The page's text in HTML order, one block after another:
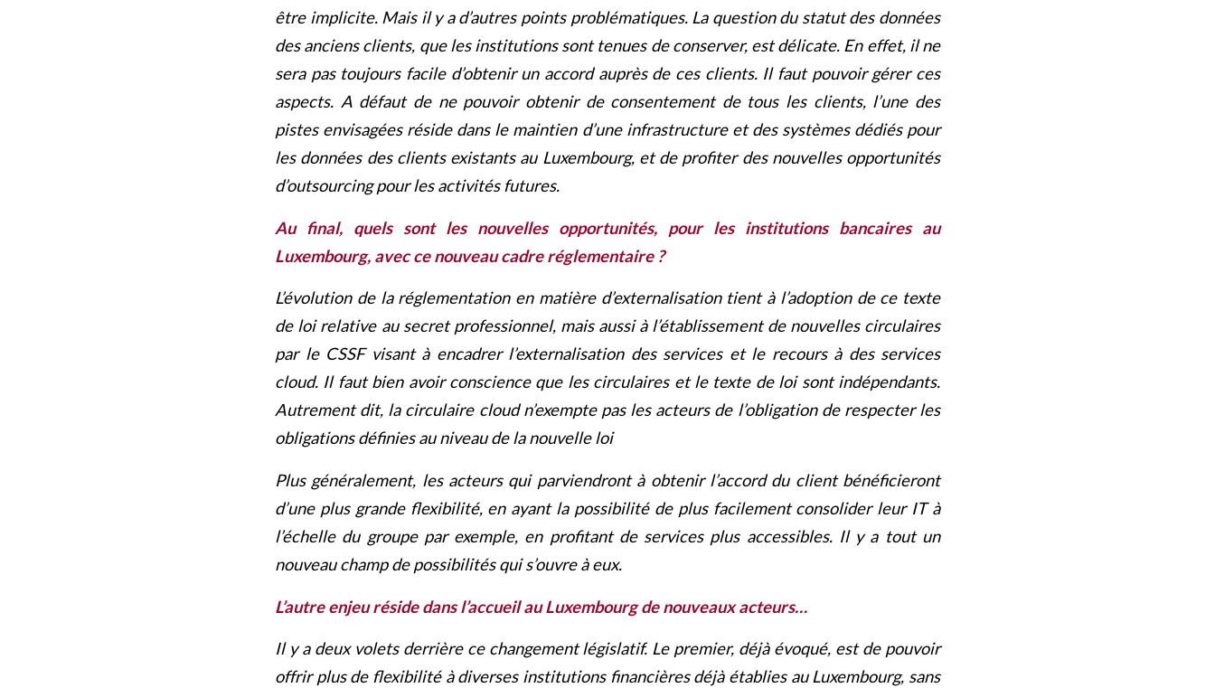
être implicite. Mais il y a d’autres points problématiques. La question du statut des données
des anciens clients, que les institutions sont tenues de conserver, est délicate. En effet, il ne
sera pas toujours facile d’obtenir un accord auprès de ces clients. Il faut pouvoir gérer ces
aspects. A défaut de ne pouvoir obtenir de consentement de tous les clients, l’une des
pistes envisagées réside dans le maintien d’une infrastructure et des systèmes dédiés pour
les données des clients existants au Luxembourg, et de profiter des nouvelles opportunités
d’outsourcing pour les activités futures.
Au final, quels sont les nouvelles opportunités, pour les institutions bancaires au
Luxembourg, avec ce nouveau cadre réglementaire ?
L’évolution de la réglementation en matière d’externalisation tient à l’adoption de ce texte
de loi relative au secret professionnel, mais aussi à l’établissement de nouvelles circulaires
par le CSSF visant à encadrer l’externalisation des services et le recours à des services
cloud. Il faut bien avoir conscience que les circulaires et le texte de loi sont indépendants.
Autrement dit, la circulaire cloud n’exempte pas les acteurs de l’obligation de respecter les
obligations définies au niveau de la nouvelle loi
Plus généralement, les acteurs qui parviendront à obtenir l’accord du client bénéficieront
d’une plus grande flexibilité, en ayant la possibilité de plus facilement consolider leur IT à
l’échelle du groupe par exemple, en profitant de services plus accessibles. Il y a tout un
nouveau champ de possibilités qui s’ouvre à eux.
L’autre enjeu réside dans l’accueil au Luxembourg de nouveaux acteurs…
Il y a deux volets derrière ce changement législatif. Le premier, déjà évoqué, est de pouvoir
offrir plus de flexibilité à diverses institutions financières déjà établies au Luxembourg, sans